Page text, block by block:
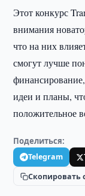
Этот конкурс
внимания
что на них
смогут лучше
идеи и планы,
положительное
Поделиться:
Telegram
Скопировать